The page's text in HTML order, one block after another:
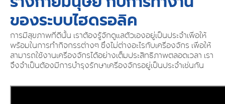
ของระบบไฮดรอลิค
การมีสุขภาพที่ดีนั้น เราต้องรู้จักดูแลตัวเองอยู่เป็นประจำเพื่อให้
พร้อมในการทำกิจกรรต่างๆ ซึ่งไม่ต่างอะไรกับเครื่องจักร เพื่อให้
สามารถใช้งานเครื่องจักรได้อย่างเต็มประสิทธิภาพตลอดเวลา เรา
จึงจำเป็นต้องมีการบำรุงรักษาเครื่องจักรอยู่เป็นประจำเช่นกัน